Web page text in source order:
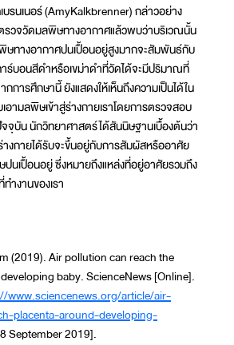
รนเนอร์ (AmyKalkbrenner) กล่าวอย่าง
รวจวัดมลพิษทางอากาศแล้วพบว่าบริเวณนั้น
ษทางอากาศปนเปื้อนอยู่สูงมากจะสัมพันธ์กับ
บอนสีดำหรือเขม่าดำที่วัดได้จะมีปริมาณที่
กการศึกษานี้ ยังแสดงให้เห็นถึงความเป็นได้ใน
ามลพิษเข้าสู่ร่างกายเราโดยการตรวจสอบ
จจุบัน นักวิทยาศาสตร์ได้สันนิษฐานเบื้องต้นว่า
กายได้รับจะขึ้นอยู่กับการสัมผัสหรืออาศัย
นเปื้อนอยู่ ซึ่งหมายถึงแหล่งที่อยู่อาศัยรวมถึง
ำงานของเรา
(2019). Air pollution can reach the
baby. ScienceNews [Online].
www.sciencenews.org/article/air-
placenta-around-developing-
September 2019].